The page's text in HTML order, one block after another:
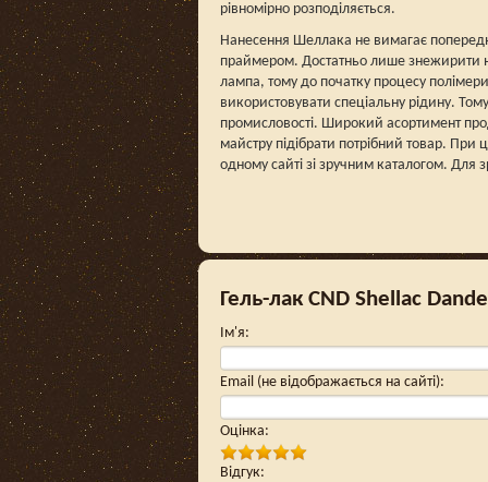
рівномірно розподіляється.
Нанесення Шеллака не вимагає
праймером. Достатньо лише знежирити
лампа, тому до початку процесу
використовувати спеціальну рідину.
промисловості. Широкий асортимент
майстру підібрати потрібний товар. При
одному сайті зі зручним каталогом. Для
Гель-лак CND Shellac
Ім'я:
Email (не відображається на сайті):
Оцінка:
Відгук: